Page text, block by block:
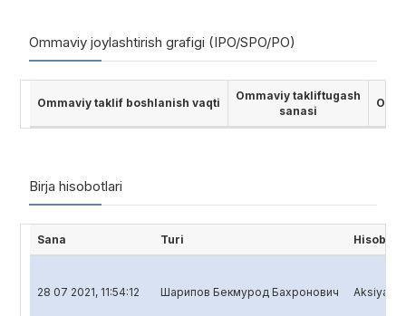
Ommaviy joylashtirish grafigi (IPO/SPO/PO)
Ommaviy taklif boshlanish vaqti
Ommaviy takliftugash
sanasi
Birja hisobotlari
Sana Turi Hisobot
28 07 2021, 11:54:12 Шарипов Бекмурод Бахронович